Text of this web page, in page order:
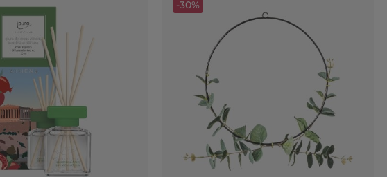
-30%